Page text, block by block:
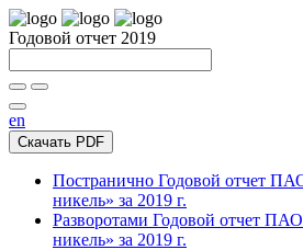
Годовой отчет 2019
en
Скачать PDF
Постранично Годовой отчет
никель» за 2019 г.
Разворотами Годовой отчет
никель» за 2019 г.